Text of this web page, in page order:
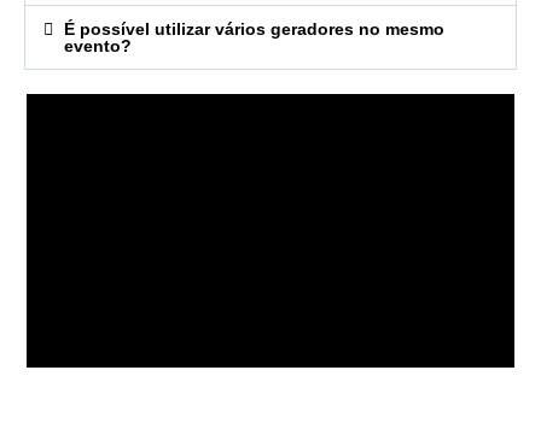
É possível utilizar vários geradores no mesmo
evento?